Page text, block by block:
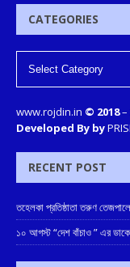
CATEGORIES
www.rojdin.in © 2018–
Developed By by
RECENT POST
তহেলকা প্রতিষ্ঠাতা তরুণ
১০ আগস্ট “দেশ বাঁচাও ” এর